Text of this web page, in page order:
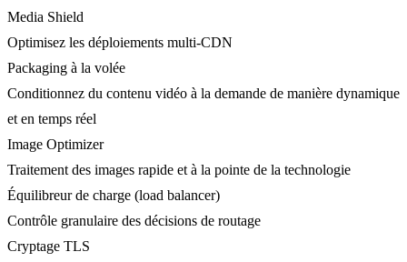
Media Shield
Optimisez les déploiements multi-CDN
Packaging à la volée
Conditionnez du contenu vidéo à la demande de manière dynamique
et en temps réel
Image Optimizer
Traitement des images rapide et à la pointe de la technologie
Équilibreur de charge (load balancer)
Contrôle granulaire des décisions de routage
Cryptage TLS